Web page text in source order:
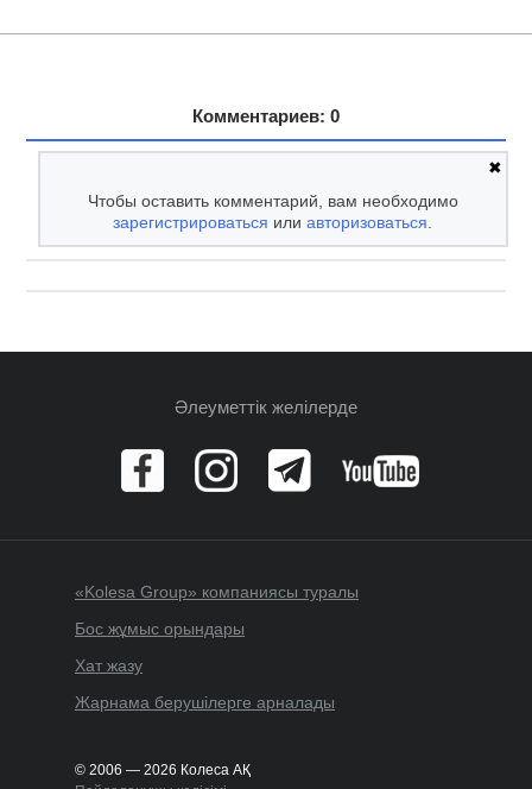
Комментариев: 0
✖
Чтобы оставить комментарий, вам необходимо
зарегистрироваться илиавторизоваться
Әлеуметтік желілерде
«Kolesa Group» компаниясы туралы
Бос жұмыс орындары
Хат жазу
Жарнама берушілерге арналады
© 2006 — 2026 Колеса АҚ